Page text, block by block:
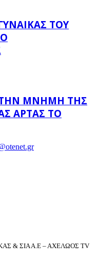
ΤΟΥ
ΜΝΉΜΗ ΤΗΣ
ΆΡΤΑΣ ΤΟ
& ΣΙΑ Α.Ε – ΑΧΕΛΩΟΣ TV